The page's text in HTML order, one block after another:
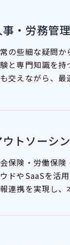
事・労務管理
の些細な疑問
と専門知識を
交えながら、最
ウトソーシ
保険・労働保険
ドやSaaSを活
連携を実現し、